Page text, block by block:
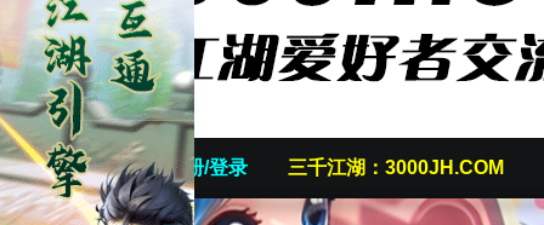
首页 发帖/注册/登录 三千江湖：3000JH.COM